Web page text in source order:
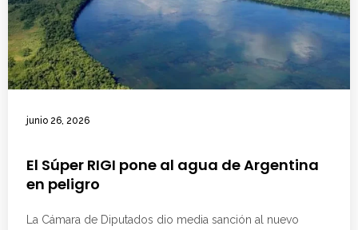
junio 26, 2026
El Súper RIGI pone al agua de Argentina
en peligro
La Cámara de Diputados dio media sanción al nuevo